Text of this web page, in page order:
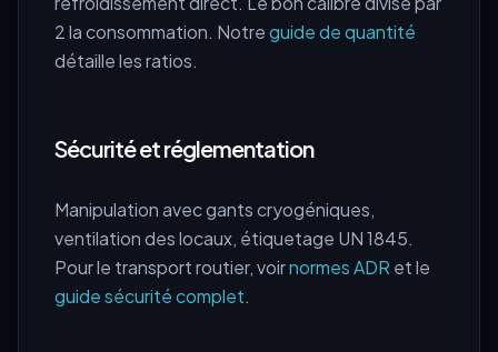
2 la consommation. Notreguide de quantité
détaille les ratios.
Sécurité et réglementation
Manipulation avec gants cryogéniques,
ventilation des locaux, étiquetage UN 1845.
Pour le transport routier, voirnormes ADR et le
guide sécurité complet.